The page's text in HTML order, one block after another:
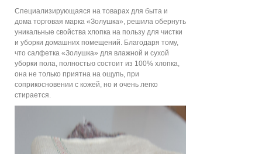
Специализирующаяся на товарах для быта и
дома торговая марка «Золушка», решила обернуть
уникальные свойства хлопка на пользу для чистки
и уборки домашних помещений. Благодаря тому,
что салфетка «Золушка» для влажной и сухой
уборки пола, полностью состоит из 100% хлопка,
она не только приятна на ощупь, при
соприкосновении с кожей, но и очень легко
стирается.